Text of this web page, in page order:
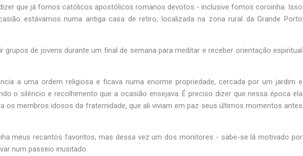
que já fomos católicos apostólicos romanos devotos - inclusive fomos coroinha. Isso
estávamos numa antiga casa de retiro, localizada na zona rural da Grande Porto
grupos de jovens durante um final de semana para meditar e receber orientação espiritual
a uma ordem religiosa e ficava numa enorme propriedade, cercada por um jardim e
o silêncio e recolhimento que a ocasião ensejava. É preciso dizer que nessa época ela
os membros idosos da fraternidade, que ali viviam em paz seus últimos momentos antes
meus recantos favoritos, mas dessa vez um dos monitores - sabe-se lá motivado por
num passeio inusitado.